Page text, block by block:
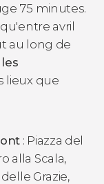
75 minutes.
avril
au long de
les
lieux que
: Piazza del
alla Scala,
Grazie,